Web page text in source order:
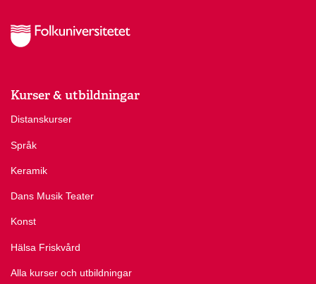
Kurser & utbildningar
Distanskurser
Språk
Keramik
Dans Musik Teater
Konst
Hälsa Friskvård
Alla kurser och utbildningar